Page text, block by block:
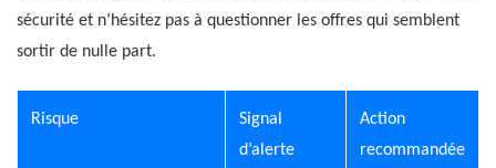
sécurité et n’hésitez pas à questionner les offres qui semblent
sortir de nulle part.
Risque
Signal
d’alerte
Action
recommandée